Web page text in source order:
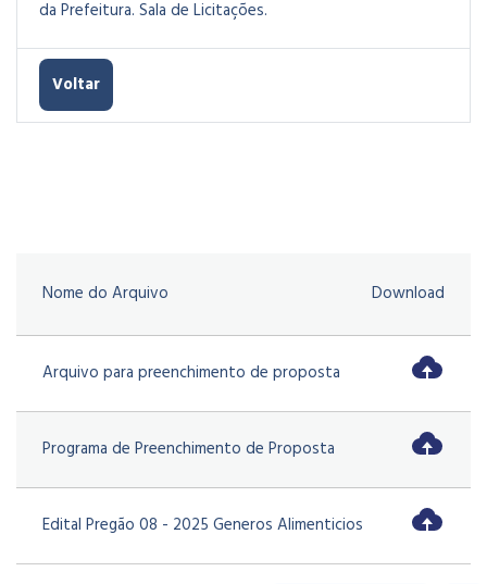
da Prefeitura. Sala de Licitações.
Voltar
Nome do Arquivo Download
Arquivo para preenchimento de proposta
Programa de Preenchimento de Proposta
Edital Pregão 08 - 2025 Generos Alimenticios